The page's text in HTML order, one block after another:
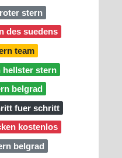
stern
des suedens
team
stern
belgrad
fuer schritt
kostenlos
belgrad